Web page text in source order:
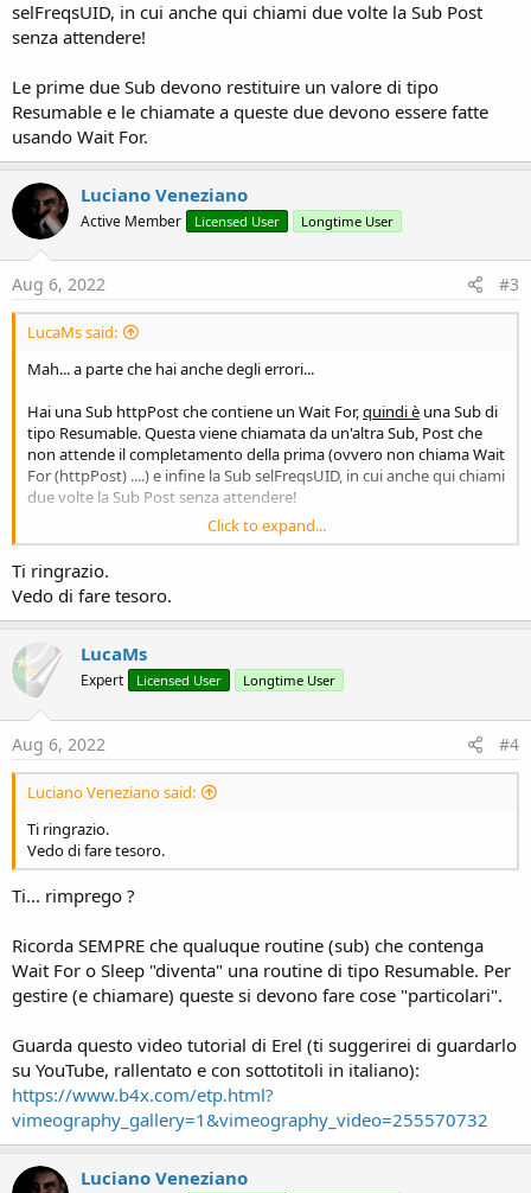
End Sub
    httpPost(URL&
"sql.php" "q="
End Sub
Sub selFreqsUID
Dim s As String
    Post(
"SELECT users.* FROM users WHERE
'    s = s&" and fsource.id = fusers.fid group
    Post(s,
"fql" )
End Sub
selFreqsUID, in cui anche qui chiami due volte la Sub Post
senza attendere!
Le prime due Sub devono restituire un valore di tipo
Resumable e le chiamate a queste due devono essere fatte
usando Wait For.
Luciano Veneziano
Active Member Licensed User Longtime User
Aug 6, 2022 #3
LucaMs said:
Mah... a parte che hai anche degli errori...
Hai una Sub httpPost che contiene un Wait For,quindi è una Sub di
tipo Resumable. Questa viene chiamata da un'altra Sub, Post che
non attende il completamento della prima (ovvero non chiama Wait
For (httpPost) ....) e infine la Sub selFreqsUID, in cui anche qui chiami
due volte la Sub Post senza attendere!
Le prime due Sub devono restituire un valore di tipo Resumable e le
chiamate a queste due devono essere fatte usando Wait For.
Click to expand...
Ti ringrazio.
Vedo di fare tesoro.
LucaMs
Expert Licensed User Longtime User
Aug 6, 2022 #4
Luciano Veneziano said:
Ti ringrazio.
Vedo di fare tesoro.
Ti... rimprego ?
Ricorda SEMPRE che qualuque routine (sub) che contenga
Wait For o Sleep "diventa" una routine di tipo Resumable. Per
gestire (e chiamare) queste si devono fare cose "particolari".
Guarda questo video tutorial di Erel (ti suggerirei di guardarlo
su YouTube, rallentato e con sottotitoli in italiano):
https://www.b4x.com/etp.html?
vimeography_gallery=1&vimeography_video=255570732
Luciano Veneziano